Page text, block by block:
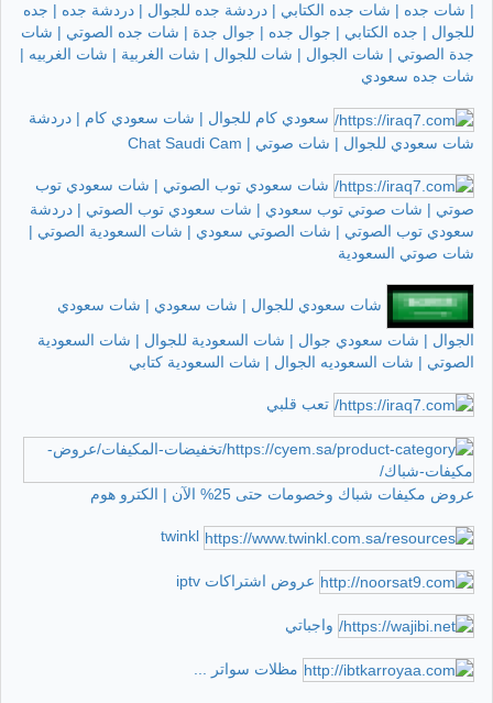
| شات جده | شات جده الكتابي | دردشة جده للجوال | دردشة جده | جده
للجوال | جده الكتابي | جوال جده | جوال جدة | شات جده الصوتي | شات
جدة الصوتي | شات الجوال | شات للجوال | شات الغربية | شات الغربيه |
شات جده سعودي
سعودي كام للجوال | شات سعودي كام | دردشة
شات سعودي للجوال | شات صوتي | Chat Saudi Cam
شات سعودي توب الصوتي | شات سعودي توب
صوتي | شات صوتي توب سعودي | شات سعودي توب الصوتي | دردشة
سعودي توب الصوتي | شات الصوتي سعودي | شات السعودية الصوتي |
شات صوتي السعودية
شات سعودي للجوال | شات سعودي | شات سعودي
الجوال | شات سعودي جوال | شات السعودية للجوال | شات السعودية
الصوتي | شات السعوديه الجوال | شات السعودية كتابي
تعب قلبي
عروض مكيفات شباك وخصومات حتى 25% الآن | الكترو هوم
twinkl
عروض اشتراكات iptv
واجباتي
مظلات سواتر ...